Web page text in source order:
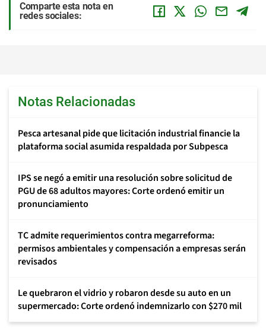
Comparte esta nota en
redes sociales:
Notas Relacionadas
Pesca artesanal pide que licitación industrial financie la
plataforma social asumida respaldada por Subpesca
IPS se negó a emitir una resolución sobre solicitud de
PGU de 68 adultos mayores: Corte ordenó emitir un
pronunciamiento
TC admite requerimientos contra megarreforma:
permisos ambientales y compensación a empresas serán
revisados
Le quebraron el vidrio y robaron desde su auto en un
supermercado: Corte ordenó indemnizarlo con $270 mil